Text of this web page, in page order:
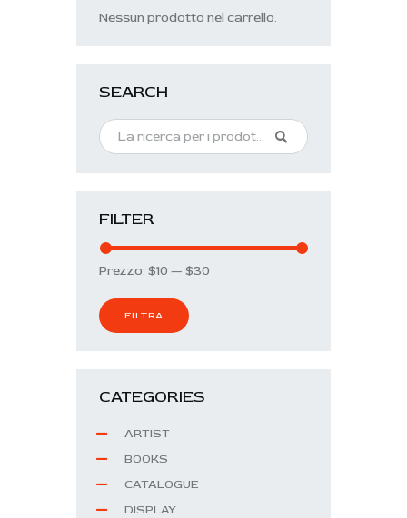
Nessun prodotto nel carrello.
SEARCH
FILTER
FILTRA
Prezzo: $10 — $30
CATEGORIES
ARTIST
BOOKS
CATALOGUE
DISPLAY